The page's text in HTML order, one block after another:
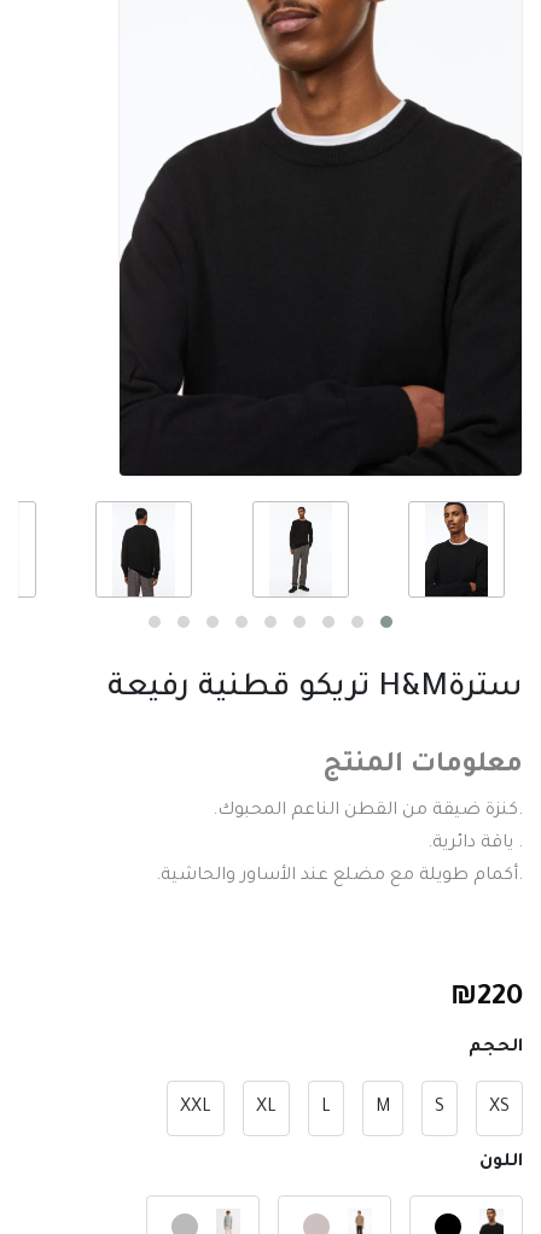
سترةH&M تريكو قطنية رفيعة
معلومات المنتج
.كنزة ضيقة من القطن الناعم المحبوك.
. ياقة دائرية.
.أكمام طويلة مع مضلع عند الأساور والحاشية.
₪220
الحجم
XS
S
M
L
XL
XXL
اللون